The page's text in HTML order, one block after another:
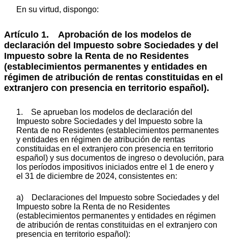
En su virtud, dispongo:
Artículo 1. Aprobación de los modelos de
declaración del Impuesto sobre Sociedades y del
Impuesto sobre la Renta de no Residentes
(establecimientos permanentes y entidades en
régimen de atribución de rentas constituidas en el
extranjero con presencia en territorio español).
1. Se aprueban los modelos de declaración del
Impuesto sobre Sociedades y del Impuesto sobre la
Renta de no Residentes (establecimientos permanentes
y entidades en régimen de atribución de rentas
constituidas en el extranjero con presencia en territorio
español) y sus documentos de ingreso o devolución, para
los períodos impositivos iniciados entre el 1 de enero y
el 31 de diciembre de 2024, consistentes en:
a) Declaraciones del Impuesto sobre Sociedades y del
Impuesto sobre la Renta de no Residentes
(establecimientos permanentes y entidades en régimen
de atribución de rentas constituidas en el extranjero con
presencia en territorio español):